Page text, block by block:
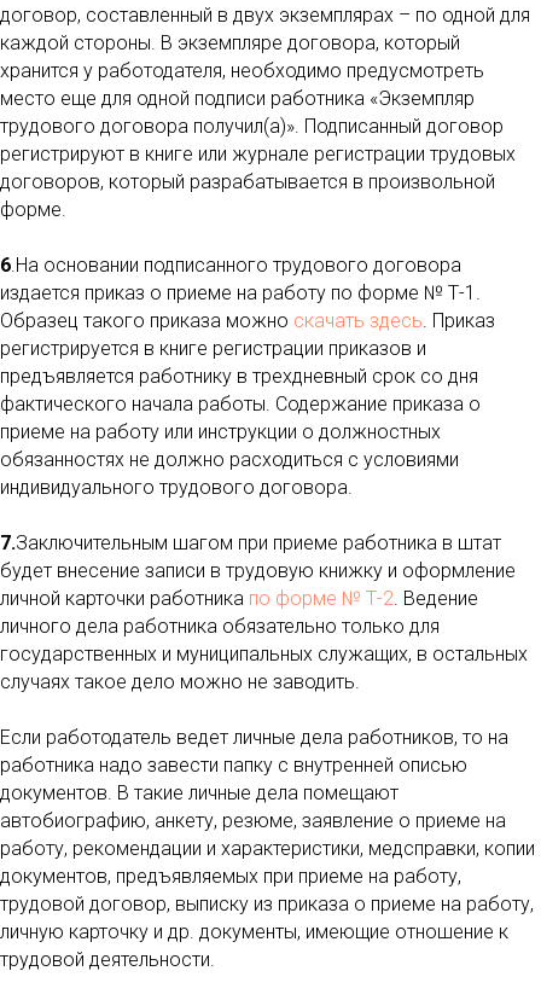
договор, составленный в двух экземплярах – по одной для
каждой стороны. В экземпляре договора, который
хранится у работодателя, необходимо предусмотреть
место еще для одной подписи работника «Экземпляр
трудового договора получил(а)». Подписанный договор
регистрируют в книге или журнале регистрации трудовых
договоров, который разрабатывается в произвольной
форме.
6.На основании подписанного трудового договора
издается приказ о приеме на работу по форме № Т-1.
Образец такого приказа можно скачать здесь. Приказ
регистрируется в книге регистрации приказов и
предъявляется работнику в трехдневный срок со дня
фактического начала работы. Содержание приказа о
приеме на работу или инструкции о должностных
обязанностях не должно расходиться с условиями
индивидуального трудового договора.
7.Заключительным шагом при приеме работника в штат
будет внесение записи в трудовую книжку и оформление
личной карточки работника по форме № Т-2. Ведение
личного дела работника обязательно только для
государственных и муниципальных служащих, в остальных
случаях такое дело можно не заводить.
Если работодатель ведет личные дела работников, то на
работника надо завести папку с внутренней описью
документов. В такие личные дела помещают
автобиографию, анкету, резюме, заявление о приеме на
работу, рекомендации и характеристики, медсправки, копии
документов, предъявляемых при приеме на работу,
трудовой договор, выписку из приказа о приеме на работу,
личную карточку и др. документы, имеющие отношение к
трудовой деятельности.